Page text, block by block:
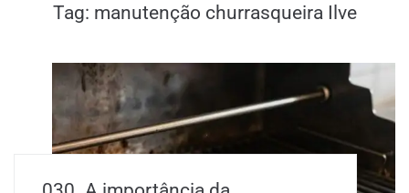
Tag: manutenção churrasqueira Ilve